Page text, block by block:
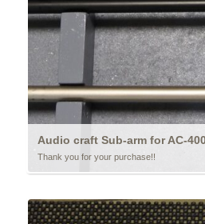
Audio craft Sub-arm for AC-
Thank you for your purchase!!